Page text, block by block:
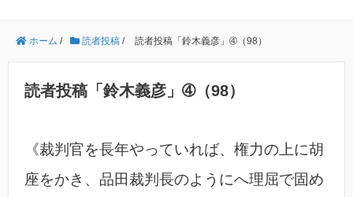
ホーム / 読者投稿 / 読者投稿「鈴木義彦」➃（98）
読者投稿「鈴木義彦」➃（98）
《裁判官を長年やっていれば、権力の上に胡
座をかき、品田裁判長のようにへ理屈で固め